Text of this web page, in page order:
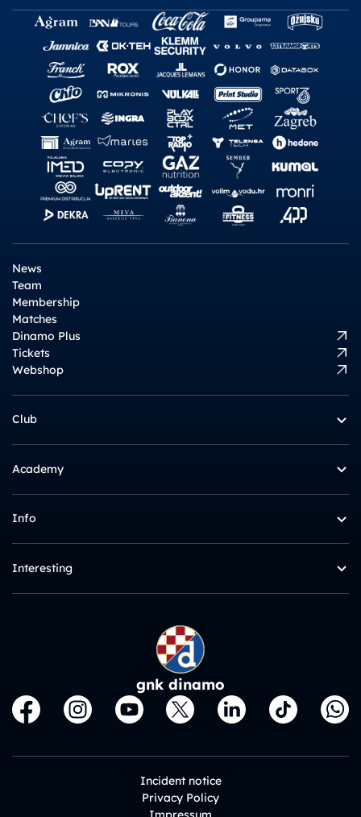
News
Team
Membership
Matches
Dinamo Plus
Tickets
Webshop
Club
Academy
Info
Interesting
gnk dinamo
Incident notice
Privacy Policy